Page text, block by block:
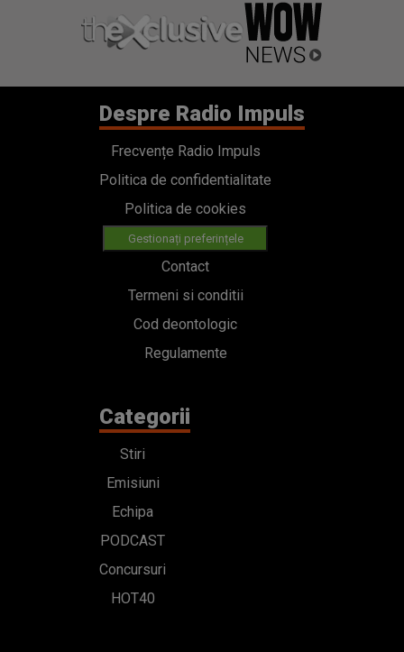
Despre Radio Impuls
Frecvențe Radio Impuls
Politica de confidentialitate
Politica de cookies
Gestionați preferințele
Contact
Termeni si conditii
Cod deontologic
Regulamente
Categorii
Stiri
Emisiuni
Echipa
PODCAST
Concursuri
HOT40